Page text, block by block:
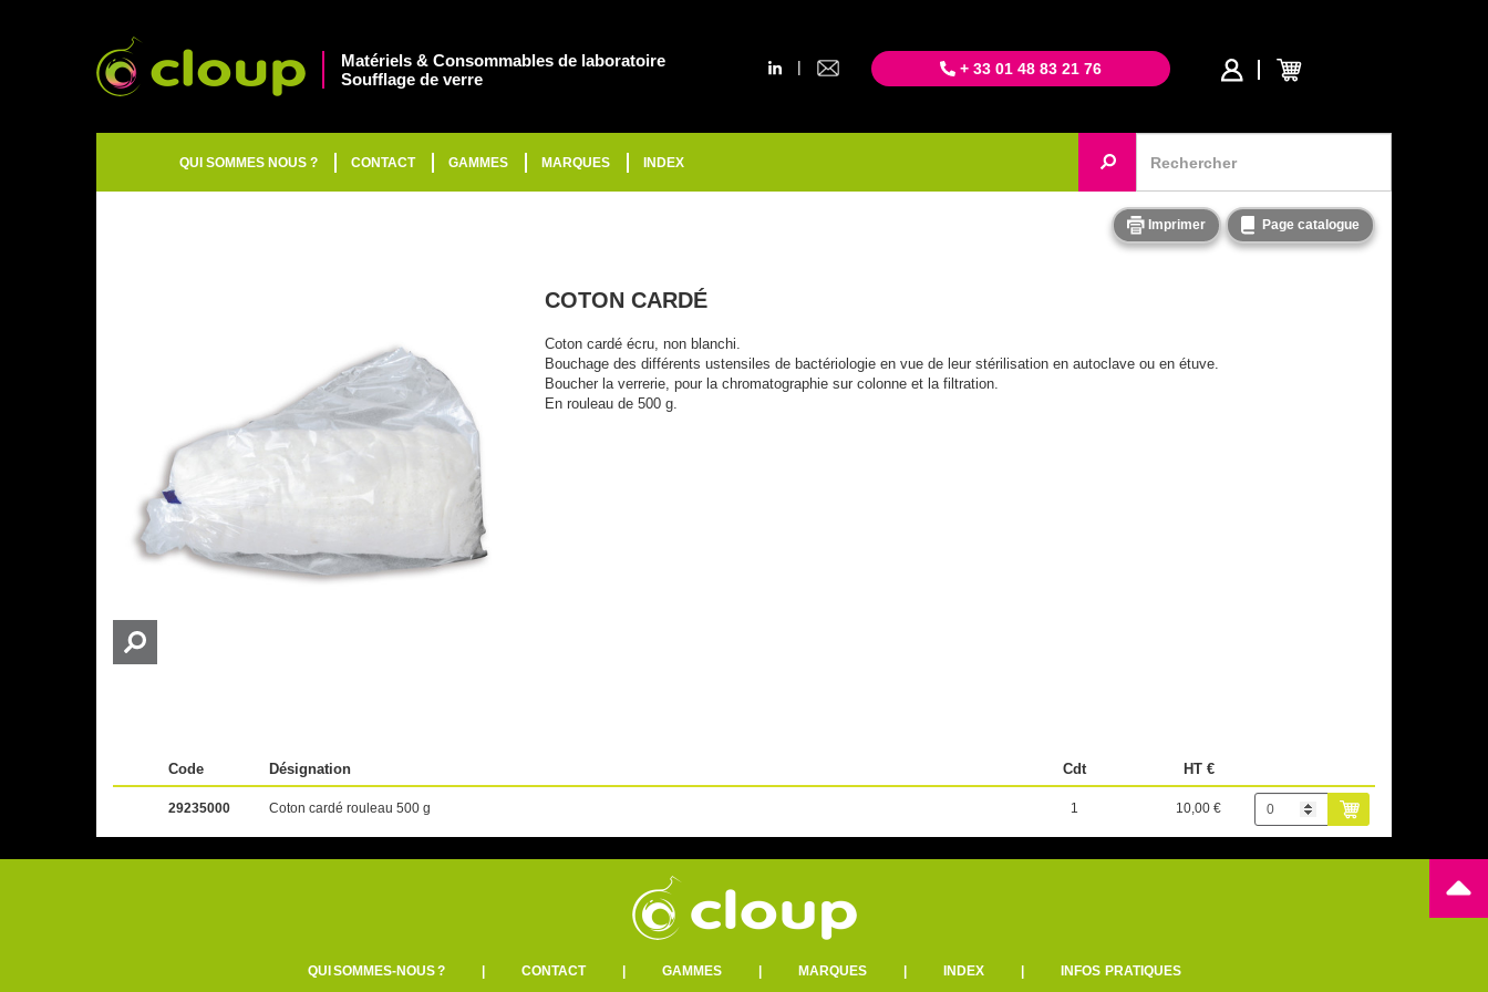
Matériels & Consommables de laboratoire
Soufflage de verre
| + 33 01 48 83 21 76
QUI SOMMES NOUS ? CONTACT GAMMES MARQUES INDEX
Imprimer Page catalogue
COTON CARDÉ
Coton cardé écru, non blanchi.
Bouchage des différents ustensiles de bactériologie en vue de leur stérilisation en autoclave ou en étuve.
Boucher la verrerie, pour la chromatographie sur colonne et la filtration.
En rouleau de 500 g.
Code Désignation Cdt HT €
29235000 Coton cardé rouleau 500 g 1 10,00 €
QUI SOMMES-NOUS ?| CONTACT| GAMMES| MARQUES| INDEX| INFOS PRATIQUES